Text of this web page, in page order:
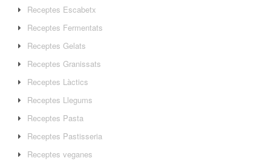
Receptes Escabetx
Receptes Fermentats
Receptes Gelats
Receptes Granissats
Receptes Làctics
Receptes Llegums
Receptes Pasta
Receptes Pastisseria
Receptes veganes